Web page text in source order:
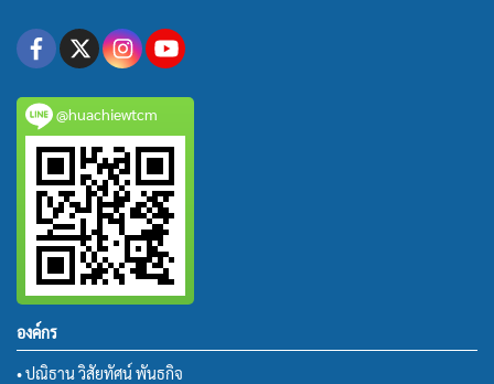
@huachiewtcm
องค์กร
• ปณิธาน วิสัยทัศน์ พันธกิจ